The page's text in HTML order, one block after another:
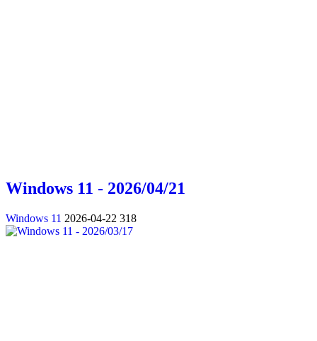
Windows 11 - 2026/04/21
Windows 11 2026-04-22 318